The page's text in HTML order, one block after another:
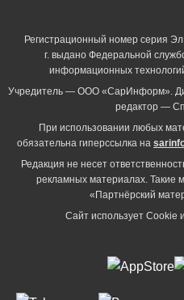
Регистрационный номер серия
г. выдано Федеральной
информационных
Учредитель — ООО «СарИнформ».
редактор —
При использовании любых
обязательна гиперссылка на
Редакция не несет
рекламных материалах. Такие
«Партнёрский
Сайт использует Cookie